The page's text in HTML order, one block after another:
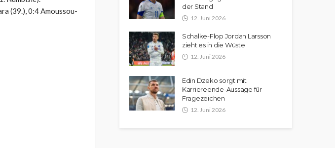
(39.), 0:4 Amoussou-
der Stand
12. Juni 2026
Schalke-Flop Jordan Larsson
zieht es in die Wüste
12. Juni 2026
Edin Dzeko sorgt mit
Karriereende-Aussage für
Fragezeichen
12. Juni 2026